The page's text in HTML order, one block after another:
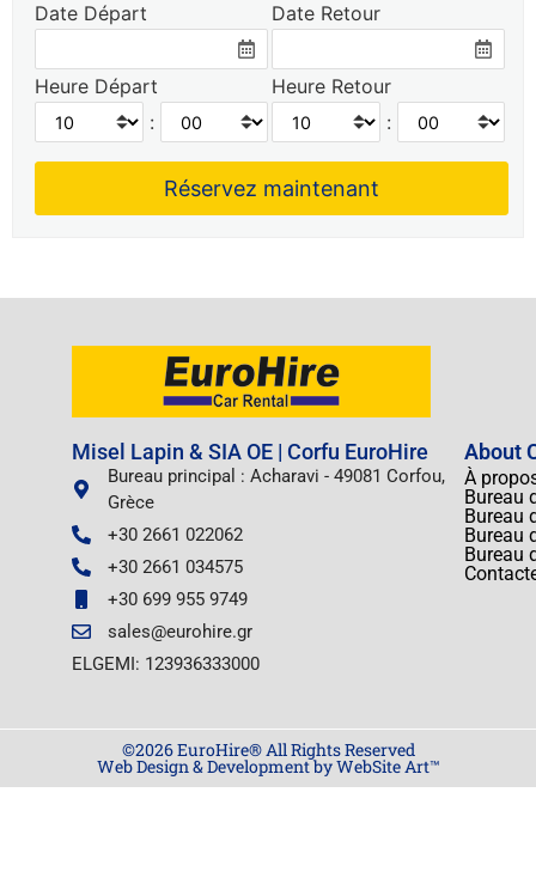
Date Départ
Heure Départ
:
Date Retour
Heure Retour
:
Misel Lapin & SIA OE | Corfu EuroHire
Bureau principal : Acharavi - 49081 Corfou,
Grèce
+30 2661 022062
+30 2661 034575
+30 699 955 9749
sales@eurohire.gr
ELGEMI: 123936333000
About
À
Bureau
Bureau
Bureau
Bureau
©2026 EuroHire® All Rights Reserved
Web Design & Development by WebSite Art™